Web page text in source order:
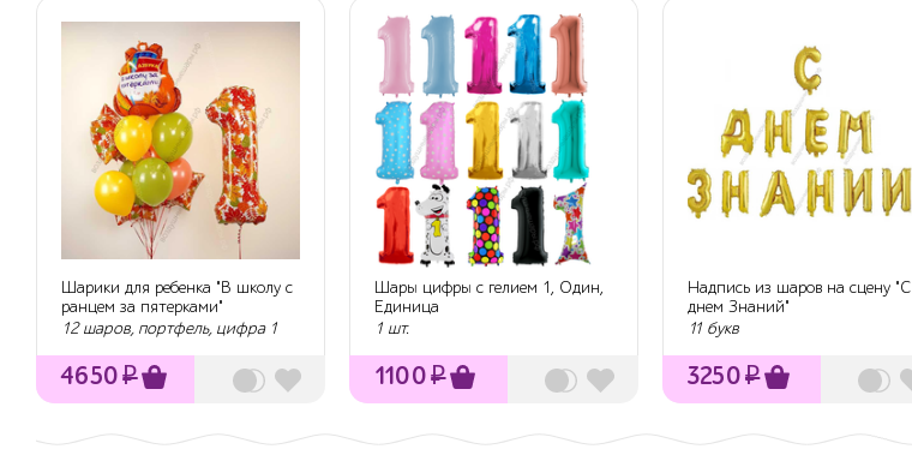
Шарики для ребенка "В школу с
ранцем за пятерками"
12 шаров, портфель, цифра 1
4650₽
Шары цифры с гелием 1, Один,
Единица
1 шт.
1100₽
Надпись из шаров на сцену "С
днем Знаний"
11 букв
3250₽